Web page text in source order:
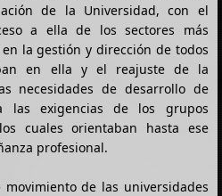
de la Universidad, con el
a ella de los sectores más
la gestión y dirección de todos
en ella y el reajuste de la
necesidades de desarrollo de
las exigencias de los grupos
cuales orientaban hasta ese
profesional.
de las universidades